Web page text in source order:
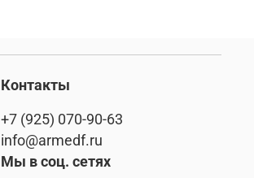
Контакты
+7 (925) 070-90-63
info@armedf.ru
Мы в соц. сетях